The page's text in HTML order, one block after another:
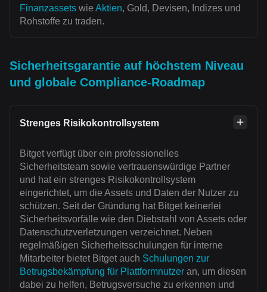
Finanzassets wie Aktien, Gold, Devisen, Indizes und
Rohstoffe zu traden.
Sicherheitsgarantie auf höchstem Niveau
und globale Compliance-Roadmap
Strenges Risikokontrollsystem
Bitget verfügt über ein professionelles
Sicherheitsteam sowie vertrauenswürdige Partner
und hat ein strenges Risikokontrollsystem
eingerichtet, um die Assets und Daten der Nutzer zu
schützen. Seit der Gründung hat Bitget keinerlei
Sicherheitsvorfälle wie den Diebstahl von Assets oder
Datenschutzverletzungen verzeichnet. Neben
regelmäßigen Sicherheitsschulungen für interne
Mitarbeiter bietet Bitget auch Schulungen zur
Betrugsbekämpfung für Plattformnutzer an, um diesen
dabei zu helfen, Betrugsversuche zu erkennen und